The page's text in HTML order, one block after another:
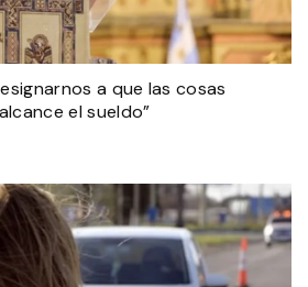
a que las cosas
el sueldo”